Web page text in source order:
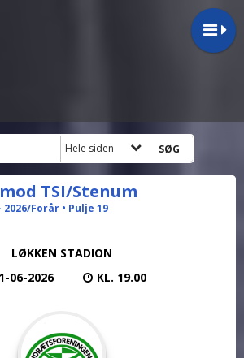
Hele siden
TSI/Stenum
2026/Forår • Pulje 19
LØKKEN STADION
06-2026
KL. 19.00